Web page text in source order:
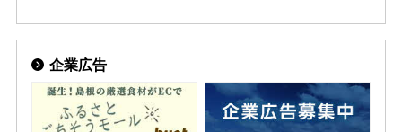
企業広告